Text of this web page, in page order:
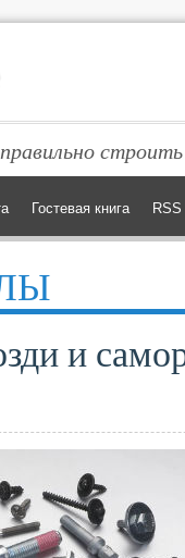
Гостевая книга RSS
и